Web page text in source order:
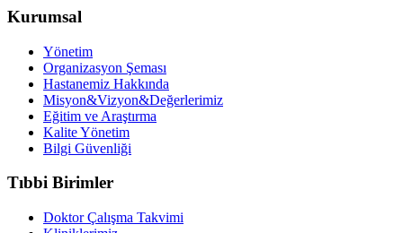
Kurumsal
Yönetim
Organizasyon Şeması
Hastanemiz Hakkında
Misyon&Vizyon&Değerlerimiz
Eğitim ve Araştırma
Kalite Yönetim
Bilgi Güvenliği
Tıbbi Birimler
Doktor Çalışma Takvimi